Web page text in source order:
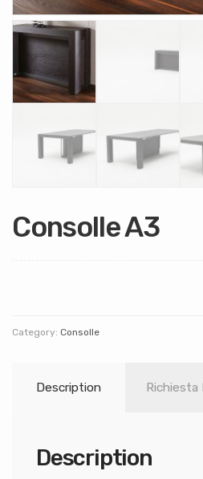
Consolle A3
Category: Consolle
Description Richiesta
Description